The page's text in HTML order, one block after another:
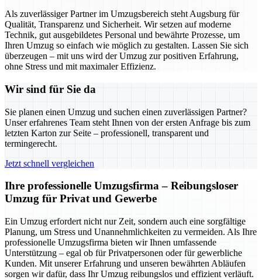
Als zuverlässiger Partner im Umzugsbereich steht Augsburg für
Qualität, Transparenz und Sicherheit. Wir setzen auf moderne
Technik, gut ausgebildetes Personal und bewährte Prozesse, um
Ihren Umzug so einfach wie möglich zu gestalten. Lassen Sie sich
überzeugen – mit uns wird der Umzug zur positiven Erfahrung,
ohne Stress und mit maximaler Effizienz.
Wir sind für Sie da
Sie planen einen Umzug und suchen einen zuverlässigen Partner?
Unser erfahrenes Team steht Ihnen von der ersten Anfrage bis zum
letzten Karton zur Seite – professionell, transparent und
termingerecht.
Jetzt schnell vergleichen
Ihre professionelle Umzugsfirma – Reibungsloser
Umzug für Privat und Gewerbe
Ein Umzug erfordert nicht nur Zeit, sondern auch eine sorgfältige
Planung, um Stress und Unannehmlichkeiten zu vermeiden. Als Ihre
professionelle Umzugsfirma bieten wir Ihnen umfassende
Unterstützung – egal ob für Privatpersonen oder für gewerbliche
Kunden. Mit unserer Erfahrung und unseren bewährten Abläufen
sorgen wir dafür, dass Ihr Umzug reibungslos und effizient verläuft.